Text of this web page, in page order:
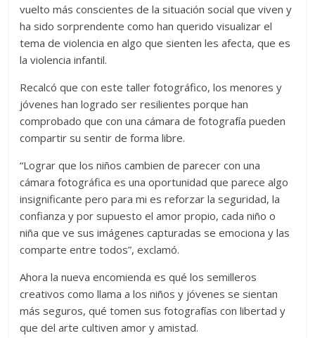
vuelto más conscientes de la situación social que viven y
ha sido sorprendente como han querido visualizar el
tema de violencia en algo que sienten les afecta, que es
la violencia infantil.
Recalcó que con este taller fotográfico, los menores y
jóvenes han logrado ser resilientes porque han
comprobado que con una cámara de fotografía pueden
compartir su sentir de forma libre.
“Lograr que los niños cambien de parecer con una
cámara fotográfica es una oportunidad que parece algo
insignificante pero para mi es reforzar la seguridad, la
confianza y por supuesto el amor propio, cada niño o
niña que ve sus imágenes capturadas se emociona y las
comparte entre todos”, exclamó.
Ahora la nueva encomienda es qué los semilleros
creativos como llama a los niños y jóvenes se sientan
más seguros, qué tomen sus fotografías con libertad y
que del arte cultiven amor y amistad.